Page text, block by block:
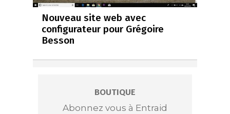
Nouveau site web avec
configurateur pour Grégoire
Besson
BOUTIQUE
Abonnez vous à Entraid